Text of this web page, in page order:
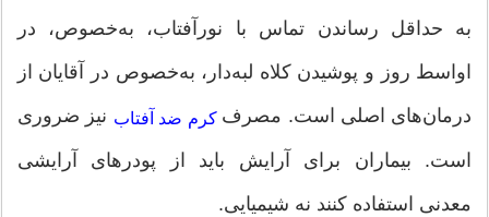
به حداقل رساندن تماس با نورآفتاب، به‌خصوص، در
اواسط روز و پوشیدن كلاه لبه‌دار، به‌خصوص در آقایان از
درمان‌های اصلی است. مصرف كرم‌ ضد آفتاب نیز ضروری
است. بیماران برای آرایش باید از پودرهای آرایشی
معدنی استفاده كنند نه شیمیایی.